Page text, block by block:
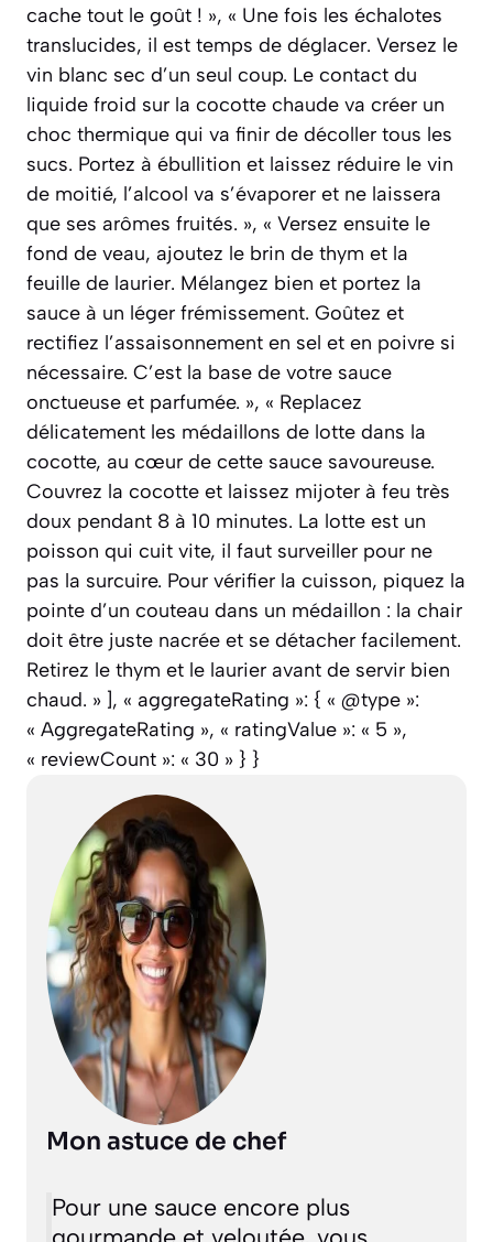
cache tout le goût ! », « Une fois les échalotes
translucides, il est temps de déglacer. Versez le
vin blanc sec d’un seul coup. Le contact du
liquide froid sur la cocotte chaude va créer un
choc thermique qui va finir de décoller tous les
sucs. Portez à ébullition et laissez réduire le vin
de moitié, l’alcool va s’évaporer et ne laissera
que ses arômes fruités. », « Versez ensuite le
fond de veau, ajoutez le brin de thym et la
feuille de laurier. Mélangez bien et portez la
sauce à un léger frémissement. Goûtez et
rectifiez l’assaisonnement en sel et en poivre si
nécessaire. C’est la base de votre sauce
onctueuse et parfumée. », « Replacez
délicatement les médaillons de lotte dans la
cocotte, au cœur de cette sauce savoureuse.
Couvrez la cocotte et laissez mijoter à feu très
doux pendant 8 à 10 minutes. La lotte est un
poisson qui cuit vite, il faut surveiller pour ne
pas la surcuire. Pour vérifier la cuisson, piquez la
pointe d’un couteau dans un médaillon : la chair
doit être juste nacrée et se détacher facilement.
Retirez le thym et le laurier avant de servir bien
chaud. » ], « aggregateRating »: { « @type »:
« AggregateRating », « ratingValue »: « 5 »,
« reviewCount »: « 30 » } }
Mon astuce de chef
Pour une sauce encore plus